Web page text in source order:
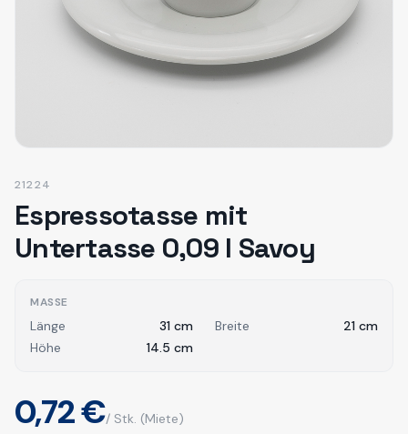
21224
Espressotasse mit
Untertasse 0,09 l Savoy
MASSE
Länge 31 cm Breite 21 cm
Höhe
14.5 cm
0,72 €/ Stk. (Miete)